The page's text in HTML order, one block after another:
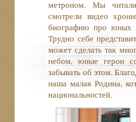
метроном. Мы
смотрели видео
биографию про юных
Трудно себе
может сделать так
небом, юные герои
забывать об этом.
наша малая Родина,
национальностей.